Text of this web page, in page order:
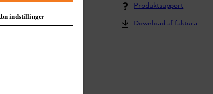
udstyr
Produktsupport
Download af faktura
indstillinger